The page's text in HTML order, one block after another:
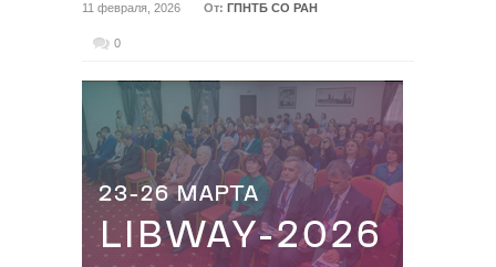
11 февраля, 2026 От: ГПНТБ СО РАН
0